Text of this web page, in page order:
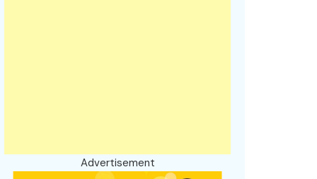
Advertisement